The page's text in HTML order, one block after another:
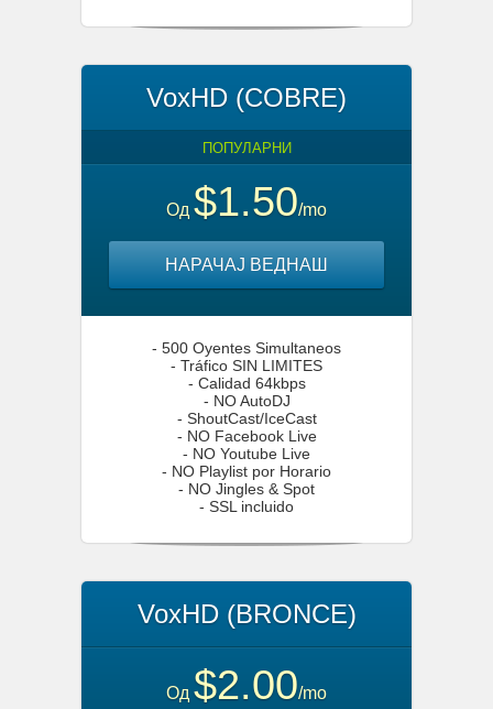
VoxHD (COBRE)
ПОПУЛАРНИ
Од $1.50/mo
НАРАЧАЈ ВЕДНАШ
- 500 Oyentes Simultaneos
- Tráfico SIN LIMITES
- Calidad 64kbps
- NO AutoDJ
- ShoutCast/IceCast
- NO Facebook Live
- NO Youtube Live
- NO Playlist por Horario
- NO Jingles & Spot
- SSL incluido
VoxHD (BRONCE)
Од $2.00/mo